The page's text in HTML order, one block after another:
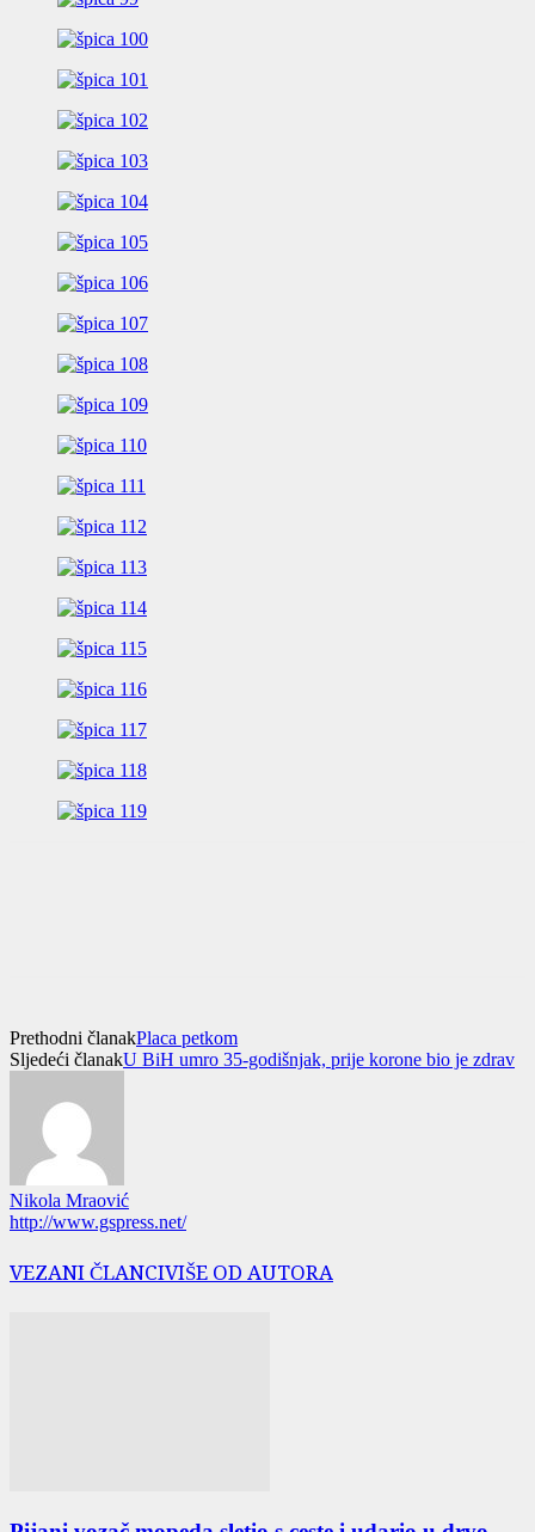
Prethodni članakPlaca petkom
Sljedeći članakU BiH umro 35-godišnjak, prije korone bio je zdrav
Nikola Mraović
http://www.gspress.net/
VEZANI ČLANCIVIŠE OD AUTORA